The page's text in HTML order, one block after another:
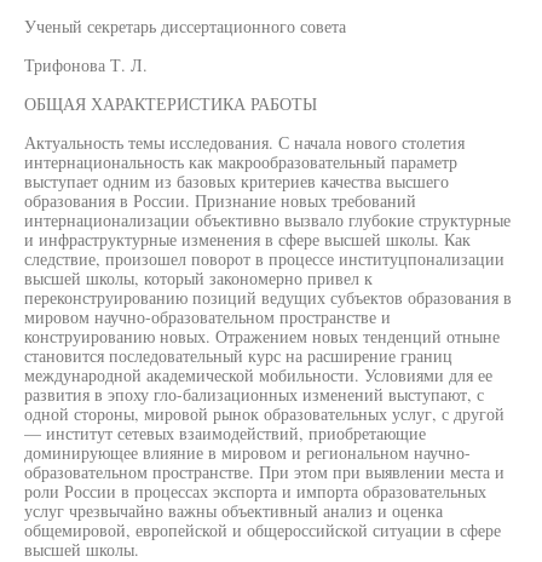
Ученый секретарь диссертационного совета
Трифонова Т. Л.
ОБЩАЯ ХАРАКТЕРИСТИКА РАБОТЫ
Актуальность темы исследования. С начала нового столетия
интернациональность как макрообразовательный параметр
выступает одним из базовых критериев качества высшего
образования в России. Признание новых требований
интернационализации объективно вызвало глубокие структурные
и инфраструктурные изменения в сфере высшей школы. Как
следствие, произошел поворот в процессе институцпонализации
высшей школы, который закономерно привел к
переконструированию позиций ведущих субъектов образования в
мировом научно-образовательном пространстве и
конструированию новых. Отражением новых тенденций отныне
становится последовательный курс на расширение границ
международной академической мобильности. Условиями для ее
развития в эпоху гло-бализационных изменений выступают, с
одной стороны, мировой рынок образовательных услуг, с другой
— институт сетевых взаимодействий, приобретающие
доминирующее влияние в мировом и региональном научно-
образовательном пространстве. При этом при выявлении места и
роли России в процессах экспорта и импорта образовательных
услуг чрезвычайно важны объективный анализ и оценка
общемировой, европейской и общероссийской ситуации в сфере
высшей школы.